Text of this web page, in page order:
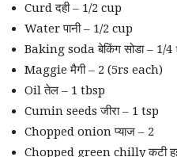
Curd दही – 1/2 cup
Water पानी – 1/2 cup
Baking soda बेकिंग सोडा – 1/4
Maggie मैगी – 2 (5rs each)
Oil तेल – 1 tbsp
Cumin seeds जीरा – 1 tsp
Chopped onion प्याज – 2
Chopped green chilly कटी हुई